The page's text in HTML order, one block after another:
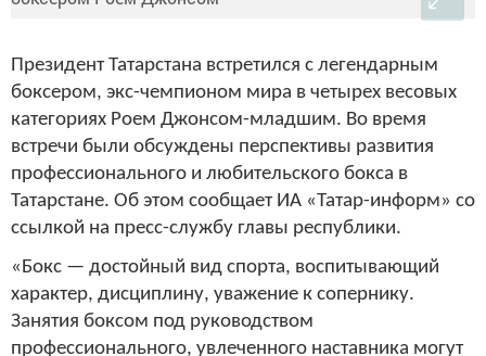
Президент Татарстана встретился с легендарным
боксером, экс-чемпионом мира в четырех весовых
категориях Роем Джонсом-младшим. Во время
встречи были обсуждены перспективы развития
профессионального и любительского бокса в
Татарстане. Об этом сообщает ИА «Татар-информ» со
ссылкой на пресс-службу главы республики.
«Бокс — достойный вид спорта, воспитывающий
характер, дисциплину, уважение к сопернику.
Занятия боксом под руководством
профессионального, увлеченного наставника могут